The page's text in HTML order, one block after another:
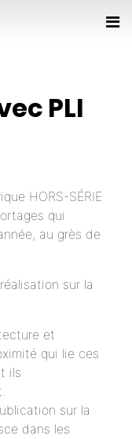
PLI
HORS-SÉRIE
qui
au grès de
sur la
et
qui lie ces
ils
sur la
dans les